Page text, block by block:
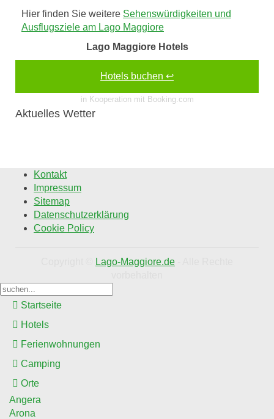
Hier finden Sie weitere Sehenswürdigkeiten und
Ausflugsziele am Lago Maggiore
Lago Maggiore Hotels
Hotels buchen ↩
in Kooperation mit Booking.com
Aktuelles Wetter
Kontakt
Impressum
Sitemap
Datenschutzerklärung
Cookie Policy
Lago-Maggiore.de
Startseite
Hotels
Ferienwohnungen
Camping
Orte
Angera
Arona